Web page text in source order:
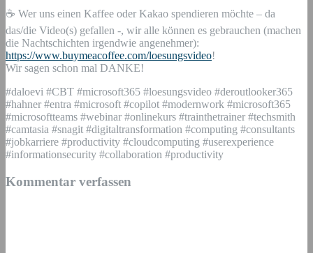
☕ Wer uns einen Kaffee oder Kakao spendieren möchte – da
das/die Video(s) gefallen -, wir alle können es gebrauchen (machen
die Nachtschichten irgendwie angenehmer):
https://www.buymeacoffee.com/loesungsvideo!
Wir sagen schon mal DANKE!
#daloevi #CBT #microsoft365 #loesungsvideo #deroutlooker365
#hahner #entra #microsoft #copilot #modernwork #microsoft365
#microsoftteams #webinar #onlinekurs #trainthetrainer #techsmith
#camtasia #snagit #digitaltransformation #computing #consultants
#jobkarriere #productivity #cloudcomputing #userexperience
#informationsecurity #collaboration #productivity
Kommentar verfassen